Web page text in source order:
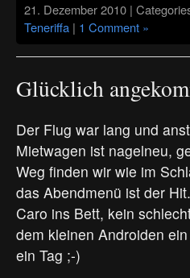
21. Dezember 2010 |
Teneriffa | 1 Comment »
Glücklich
Der Flug war lang und
Mietwagen ist nagelneu,
Weg finden wir wie im
das Abendmenü ist der
Caro ins Bett, kein
dem kleinen Androiden
ein Tag ;-)